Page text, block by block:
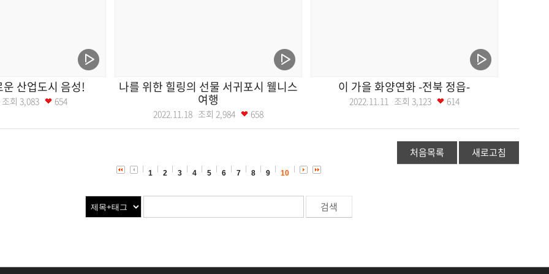
산업도시 음성!
회 3,083 654
나를 위한 힐링의 선물 서귀포시 웰니스
여행
2022.11.18 조회 2,984 658
이 가을 화양연화 -전북 정읍-
2022.11.11 조회 3,123 614
처음목록 새로고침
1 2 3 4 5 6 7 8 9 10